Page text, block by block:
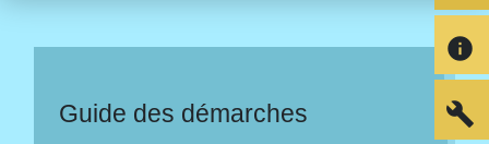
Guide des démarches
info
build